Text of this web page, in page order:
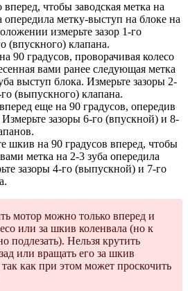
чтобы заводская метка на
опередила метку-выступ на блоке на
измерьте зазор 1-го
(впускного) клапана.
90 градусов, проворачивая колесо
вами ранее следующая метка
выступ блока. Измерьте зазоры 2-
(выпускного) клапана.
еще на 90 градусов, опередив
зазоры 6-го (впускной) и 8-
шкив на 90 градусов вперед, чтобы
метка на 2-3 зуба опередила
зазоры 4-го (выпускной) и 7-го
мотор можно только вперед и
или за шкив коленвала (но к
подлезать). Нельзя крутить
или вращать его за шкив
так как при этом может проскочить